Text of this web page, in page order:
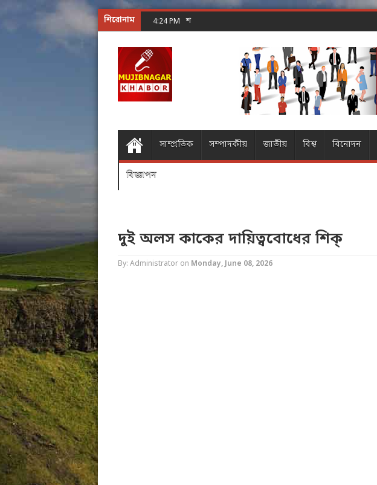
শিরোনাম 4:24 PM শূন্যের গোলকধাঁধা অঙ্ক করার ম
সাম্প্রতিক সম্পাদকীয় জাতীয় বিশ্ব বিনোদন
বিজ্ঞাপন
দুই অলস কাকের দায়িত্ববোধের শিক্
By: Administrator on Monday, June 08, 2026